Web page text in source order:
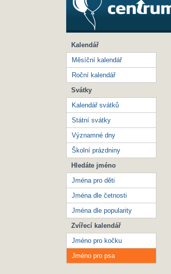
Kalendář
Měsíční kalendář
Roční kalendář
Svátky
Kalendář svátků
Státní svátky
Významné dny
Školní prázdniny
Hledáte jméno
Jména pro děti
Jména dle četnosti
Jména dle popularity
Zvířecí kalendář
Jméno pro kočku
Jméno pro psa